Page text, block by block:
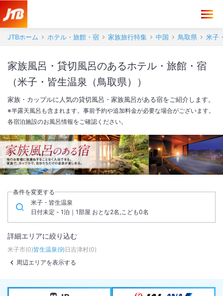
JTBホーム ホテル・旅館・宿 家族旅行特集 中国 鳥取県 米子
家族風呂・貸切風呂のあるホテル・旅館・宿
（米子・皆生温泉（鳥取県））
家族・カップルに人気の貸切風呂・家族風呂がある宿をご紹介します。
※半露天風呂も含まれます。事前予約や追加料金が必要な場合がございます。
各宿泊施設のお風呂情報をご確認ください。
条件を変更する
米子・皆生温泉
日付未定 - 1泊｜1部屋 おとな2名,こども0名
詳細エリアに絞り込む
米子市(0)皆生温泉(9) 日吉津村(0)
周辺エリアを表示する